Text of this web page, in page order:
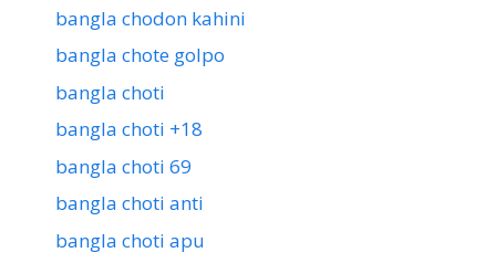
bangla chodon kahini
bangla chote golpo
bangla choti
bangla choti +18
bangla choti 69
bangla choti anti
bangla choti apu